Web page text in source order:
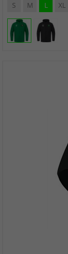
S M L XL